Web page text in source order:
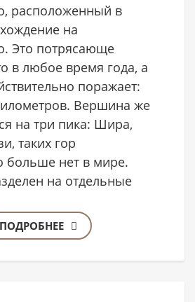
расположенный в
на
Это потрясающе
в любое время года, а
поражает:
Вершина же
на три пика: Шира,
таких гор
больше нет в мире.
на отдельные
ПОДРОБНЕЕ